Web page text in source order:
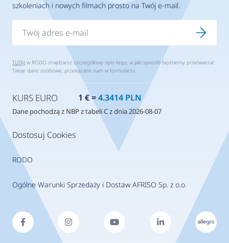
Dostosuj Cookies
RODO
Ogólne Warunki Sprzedaży i Dostaw AFRISO Sp. z o.o.
szkoleniach i nowych filmach prosto na Twój e-mail.
TUTAJ w RODO znajdziesz szczegółowy opis tego, w jaki sposób będziemy przetwarzać
Twoje dane osobowe, przekazane nam w formularzu.
KURS EURO 1 € =4.3414 PLN
Dane pochodzą z NBP z tabeli C z dnia 2026-08-07